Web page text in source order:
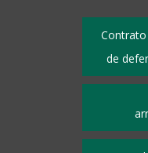
Contrato
de